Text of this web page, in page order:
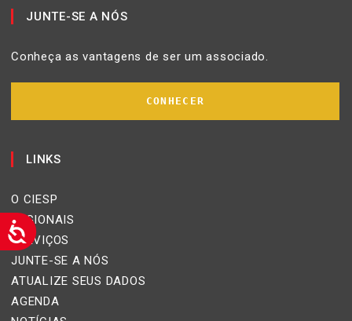
JUNTE-SE A NÓS
Conheça as vantagens de ser um associado.
CONHECER
LINKS
O CIESP
REGIONAIS
SERVIÇOS
JUNTE-SE A NÓS
ATUALIZE SEUS DADOS
AGENDA